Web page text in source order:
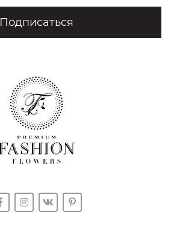
Подписаться